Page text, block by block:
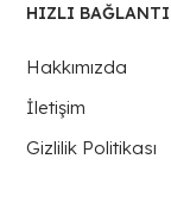
HIZLI
Hakkımızda
İletişim
Gizlilik Politikası